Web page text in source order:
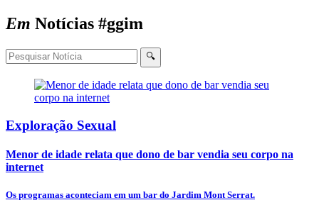
Em Notícias #ggim
🔍
Exploração Sexual
Menor de idade relata que dono de bar vendia seu corpo na
internet
Os programas aconteciam em um bar do Jardim Mont Serrat.